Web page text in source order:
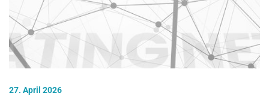
27. April 2026